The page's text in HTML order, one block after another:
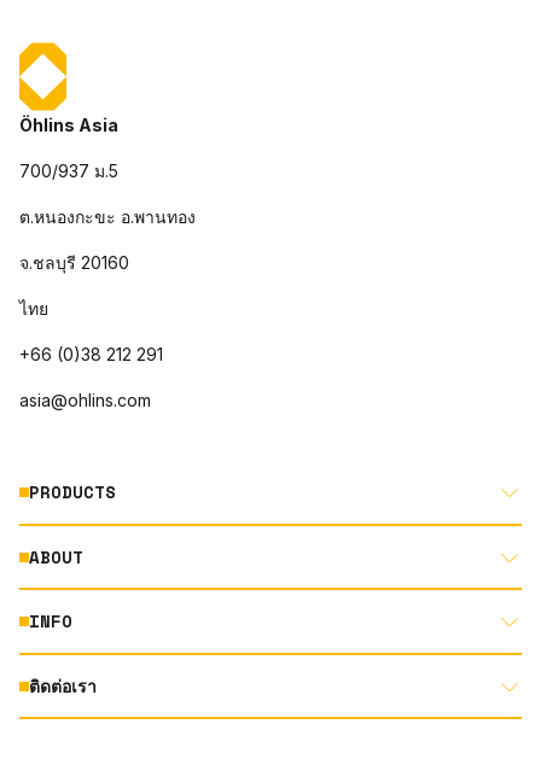
Öhlins Asia
700/937 ม.5
ต.หนองกะขะ อ.พานทอง
จ.ชลบุรี 20160
ไทย
+66 (0)38 212 291
asia@ohlins.com
PRODUCTS
MOTORCYCLE
AUTOMOTIVE
ABOUT
ABOUT US
RACING
INFO
DOCUMENT LIBRARY
ติดต่อเรา